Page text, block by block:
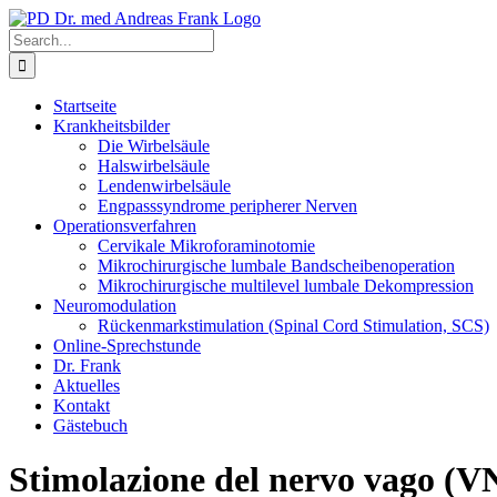
Skip
to
content
Search
for:
Startseite
Krankheitsbilder
Die Wirbelsäule
Halswirbelsäule
Lendenwirbelsäule
Engpasssyndrome peripherer Nerven
Operationsverfahren
Cervikale Mikroforaminotomie
Mikrochirurgische lumbale Bandscheibenoperation
Mikrochirurgische multilevel lumbale Dekompression
Neuromodulation
Rückenmarkstimulation (Spinal Cord Stimulation, SCS)
Online-Sprechstunde
Dr. Frank
Aktuelles
Kontakt
Gästebuch
Stimolazione del nervo vago